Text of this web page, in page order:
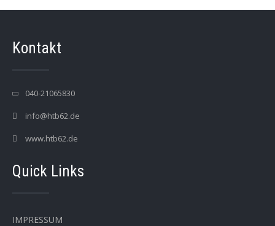
Kontakt
040-21065830
info@htb62.de
www.htb62.de
Quick Links
IMPRESSUM